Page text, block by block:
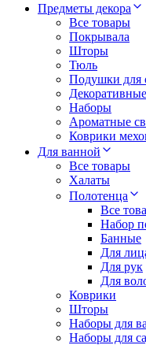
Предметы декора
Все товары
Покрывала
Шторы
Тюль
Подушки для
Наборы
Ароматные
Коврики
Для ванной
Все товары
Халаты
Полотенца
Все
Набор
Банные
Для
Для рук
Для
Коврики
Шторы
Наборы для
Наборы для